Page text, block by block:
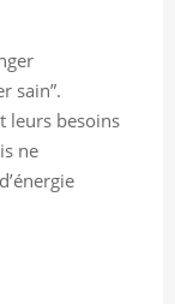
sain”.
leurs besoins
ne